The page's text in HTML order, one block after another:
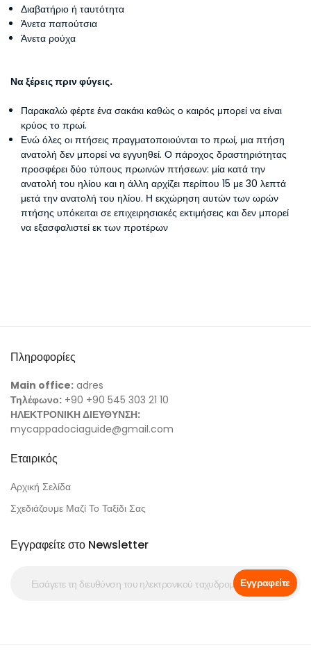
Διαβατήριο ή ταυτότητα
Άνετα παπούτσια
Άνετα ρούχα
Να ξέρεις πριν φύγεις.
Παρακαλώ φέρτε ένα σακάκι καθώς ο καιρός μπορεί να είναι
κρύος το πρωί.
Ενώ όλες οι πτήσεις πραγματοποιούνται το πρωί, μια πτήση
ανατολή δεν μπορεί να εγγυηθεί. Ο πάροχος δραστηριότητας
προσφέρει δύο τύπους πρωινών πτήσεων: μία κατά την
ανατολή του ηλίου και η άλλη αρχίζει περίπου 15 με 30 λεπτά
μετά την ανατολή του ηλίου. Η εκχώρηση αυτών των ωρών
πτήσης υπόκειται σε επιχειρησιακές εκτιμήσεις και δεν μπορεί
να εξασφαλιστεί εκ των προτέρων
Πληροφορίες
Main office: adres
Τηλέφωνο: +90 +90 545 303 21 10
ΗΛΕΚΤΡΟΝΙΚΗ ΔΙΕΥΘΥΝΣΗ:
mycappadociaguide@gmail.com
Εταιρικός
Αρχική Σελίδα
Σχεδιάζουμε Μαζί Το Ταξίδι Σας
Εγγραφείτε στο Newsletter
Εγγραφείτε